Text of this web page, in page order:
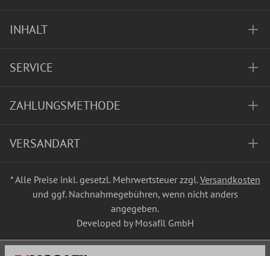
INHALT
SERVICE
ZAHLUNGSMETHODE
VERSANDART
* Alle Preise inkl. gesetzl. Mehrwertsteuer zzgl.Versandkosten
und ggf. Nachnahmegebühren, wenn nicht anders
angegeben.
Developed by Mosafil GmbH